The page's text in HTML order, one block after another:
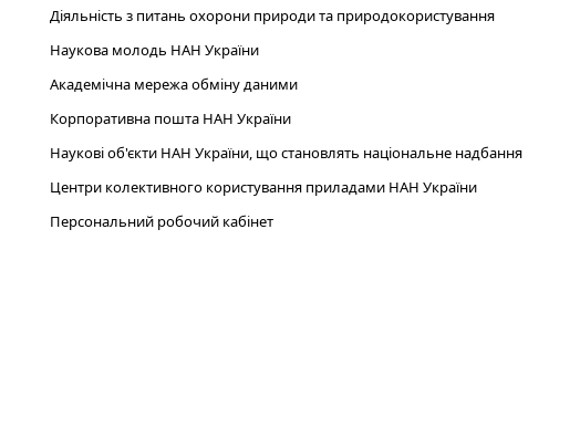
Діяльність з питань охорони природи та природокористування
Наукова молодь НАН України
Академічна мережа обміну даними
Корпоративна пошта НАН України
Наукові об'єкти НАН України, що становлять національне надбання
Центри колективного користування приладами НАН України
Персональний робочий кабінет